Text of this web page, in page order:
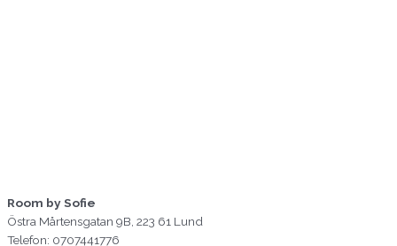
Room by Sofie
Östra Mårtensgatan 9B, 223 61 Lund
Telefon: 0707441776